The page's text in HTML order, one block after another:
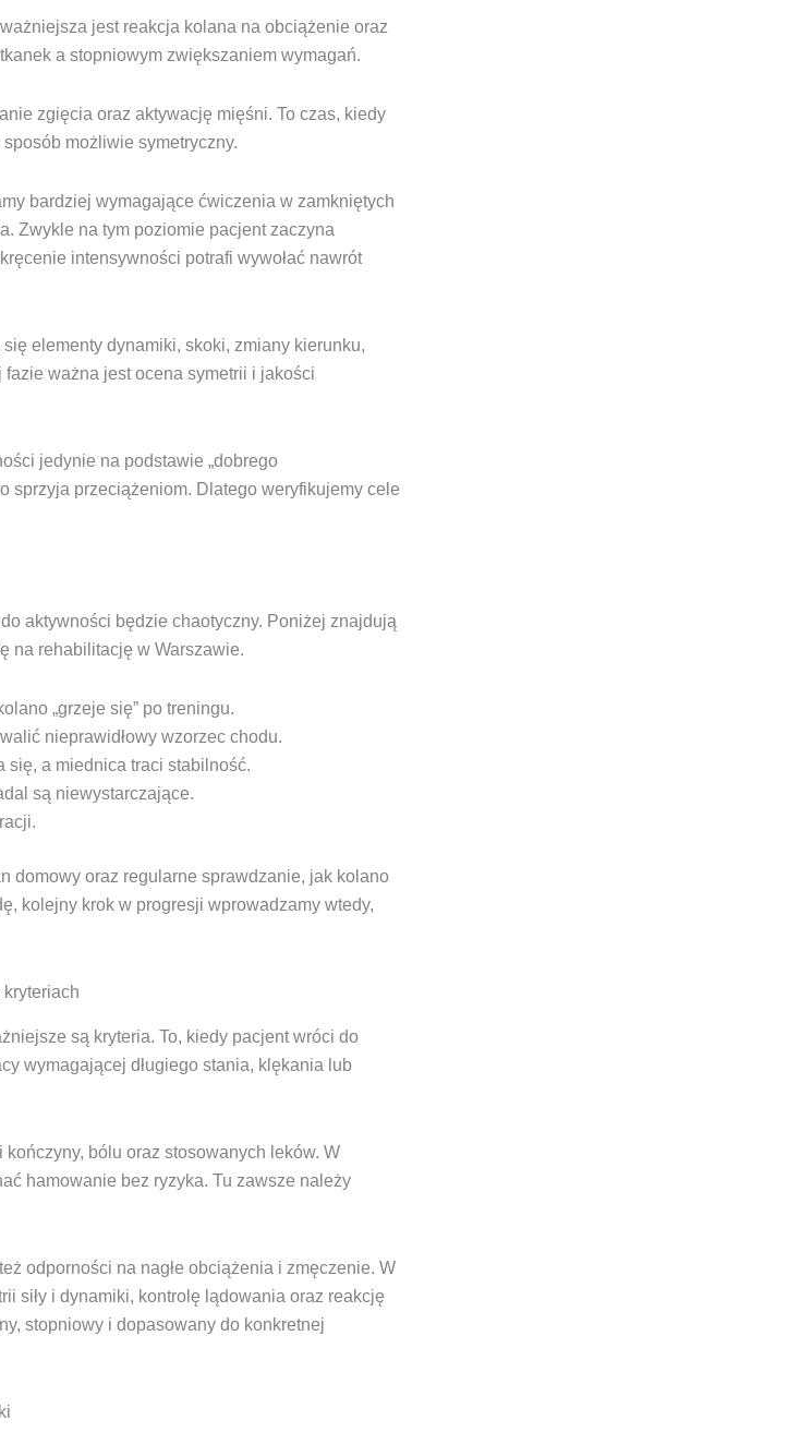
jest reakcja kolana na obciążenie oraz
a stopniowym zwiększaniem wymagań.
zgięcia oraz aktywację mięśni. To czas, kiedy
możliwie symetryczny.
bardziej wymagające ćwiczenia w zamkniętych
Zwykle na tym poziomie pacjent zaczyna
intensywności potrafi wywołać nawrót
elementy dynamiki, skoki, zmiany kierunku,
ważna jest ocena symetrii i jakości
jedynie na podstawie „dobrego
sprzyja przeciążeniom. Dlatego weryfikujemy cele
aktywności będzie chaotyczny. Poniżej znajdują
na rehabilitację w Warszawie.
„grzeje się” po treningu.
nieprawidłowy wzorzec chodu.
się, a miednica traci stabilność.
są niewystarczające.
domowy oraz regularne sprawdzanie, jak kolano
kolejny krok w progresji wprowadzamy wtedy,
są kryteria. To, kiedy pacjent wróci do
wymagającej długiego stania, klękania lub
bólu oraz stosowanych leków. W
hamowanie bez ryzyka. Tu zawsze należy
odporności na nagłe obciążenia i zmęczenie. W
siły i dynamiki, kontrolę lądowania oraz reakcję
stopniowy i dopasowany do konkretnej